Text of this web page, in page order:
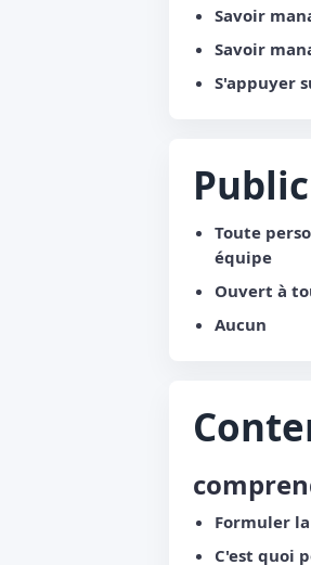
Savoir
Savoir
S'appuyer
Toute
équipe
Ouvert à
Aucun
Formuler
C'est quoi